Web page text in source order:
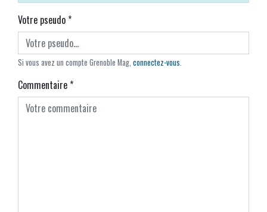
Votre pseudo*
Si vous avez un compte Grenoble Mag, connectez-vous.
Commentaire*